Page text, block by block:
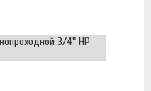
3/4" НР-